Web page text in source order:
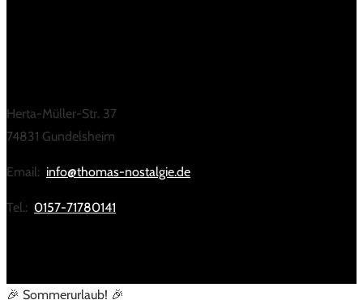
Herta-Müller-Str. 37
74831 Gundelsheim
Email: info@thomas-nostalgie.de
Tel.: 0157-71780141
🎉 Sommerurlaub! 🎉